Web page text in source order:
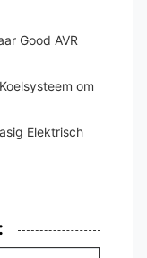
Good AVR
om
Elektrisch